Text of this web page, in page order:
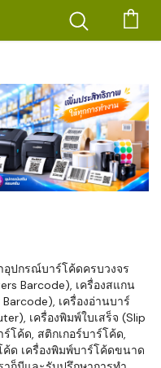
อุปกรณ์บาร์โค้ดครบวงจร
Barcode), เครื่องสแกน
เครื่องอ่านบาร์
เครื่องพิมพ์ใบเสร็จ (Slip
โค้ด, สติกเกอร์บาร์โค้ด,
ด เครื่องพิมพ์บาร์โค้ดขนาด